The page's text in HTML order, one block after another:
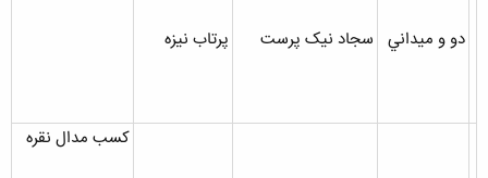
دو و ميداني سجاد نيک پرست پرتاب نيزه
کسب مدال نقره